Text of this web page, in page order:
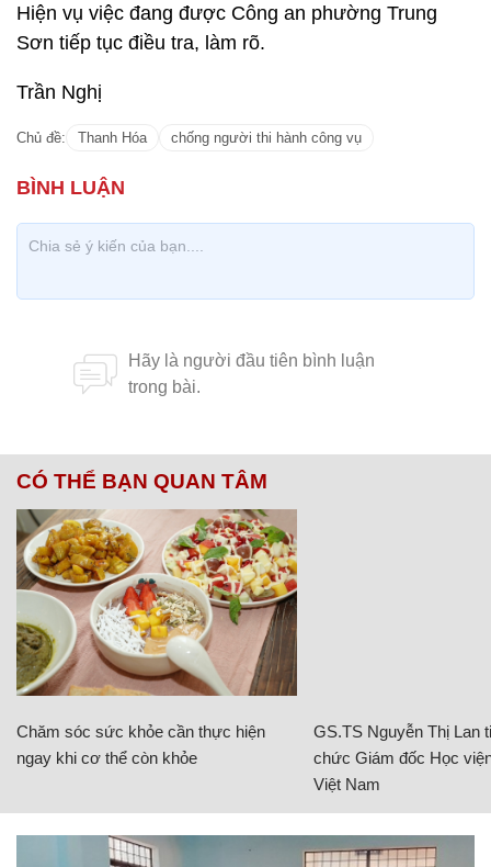
Hiện vụ việc đang được Công an phường Trung
Sơn tiếp tục điều tra, làm rõ.
Trần Nghị
Chủ đề: Thanh Hóa chống người thi hành công vụ
CÓ THỂ BẠN QUAN TÂM
Chăm sóc sức khỏe cần thực hiện
ngay khi cơ thể còn khỏe
GS.TS Nguyễn Thị Lan
chức Giám đốc Học
Việt Nam